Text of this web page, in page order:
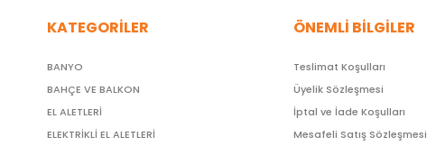
KATEGORİLER
BANYO
BAHÇE VE BALKON
EL ALETLERİ
ELEKTRİKLİ EL ALETLERİ
ÖNEMLİ BİLGİLER
Teslimat Koşulları
Üyelik Sözleşmesi
İptal ve İade Koşulları
Mesafeli Satış Sözleşmesi